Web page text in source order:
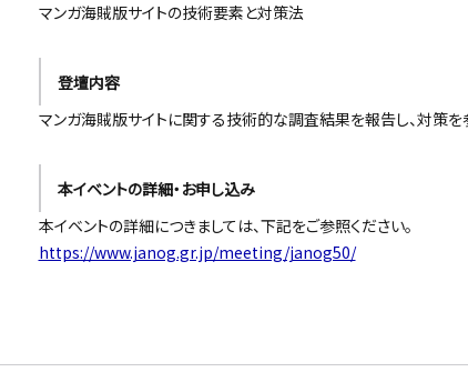
マンガ海賊版サイトの技術要素と対策法
登壇内容
マンガ海賊版サイトに関する技術的な調査結果を報告し、対策を
本イベントの詳細・お申し込み
本イベントの詳細につきましては、下記をご参照ください。
https://www.janog.gr.jp/meeting/janog50/